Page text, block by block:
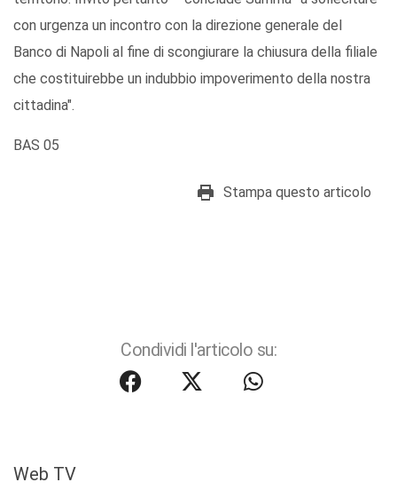
con urgenza un incontro con la direzione generale del
Banco di Napoli al fine di scongiurare la chiusura della filiale
che costituirebbe un indubbio impoverimento della nostra
cittadina".
BAS 05
Stampa questo articolo
Condividi l'articolo su:
Web TV